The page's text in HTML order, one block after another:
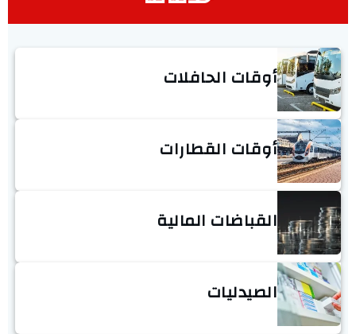
أوقات الحافلات
أوقات القطارات
القباضات المالية
الصيدليات